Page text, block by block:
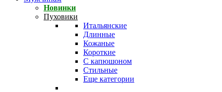
Новинки
Пуховики
Итальянские
Длинные
Кожаные
Короткие
С капюшоном
Стильные
Еще категории